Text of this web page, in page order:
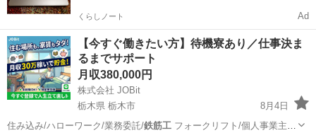
くらしノート Ad
【今すぐ働きたい方】待機寮あり／仕事決ま
るまでサポート
月収380,000円
株式会社 JOBit
栃木県 栃木市
8月4日
住み込み/ハローワーク/業務委託/鉄筋工フォークリフト/個人事業主/